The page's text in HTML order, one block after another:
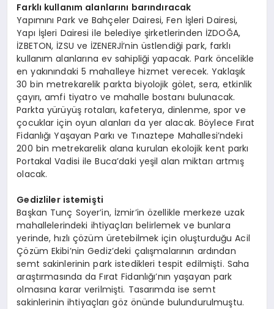
Farklı kullanım alanlarını barındıracak
Yapımını Park ve Bahçeler Dairesi, Fen İşleri Dairesi,
Yapı İşleri Dairesi ile belediye şirketlerinden İZDOĞA,
İZBETON, İZSU ve İZENERJİ’nin üstlendiği park, farklı
kullanım alanlarına ev sahipliği yapacak. Park öncelikle
en yakınındaki 5 mahalleye hizmet verecek. Yaklaşık
30 bin metrekarelik parkta biyolojik gölet, sera, etkinlik
çayırı, amfi tiyatro ve mahalle bostanı bulunacak.
Parkta yürüyüş rotaları, kafeterya, dinlenme, spor ve
çocuklar için oyun alanları da yer alacak. Böylece Fırat
Fidanlığı Yaşayan Parkı ve Tınaztepe Mahallesi’ndeki
200 bin metrekarelik alana kurulan ekolojik kent parkı
Portakal Vadisi ile Buca’daki yeşil alan miktarı artmış
olacak.
Gedizliler istemişti
Başkan Tunç Soyer’in, İzmir’in özellikle merkeze uzak
mahallelerindeki ihtiyaçları belirlemek ve bunlara
yerinde, hızlı çözüm üretebilmek için oluşturduğu Acil
Çözüm Ekibi’nin Gediz’deki çalışmalarının ardından
semt sakinlerinin park istedikleri tespit edilmişti. Saha
araştırmasında da Fırat Fidanlığı’nın yaşayan park
olmasına karar verilmişti. Tasarımda ise semt
sakinlerinin ihtiyaçları göz önünde bulundurulmuştu.